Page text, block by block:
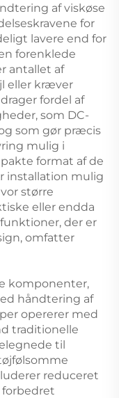
af viskøse
for
lavere end for
forenklede
antallet af
eller kræver
fordel af
som DC-
som gør præcis
mulig i
format af de
installation mulig
større
eller endda
der er
omfatter
komponenter,
håndtering af
opererer med
traditionelle
til
reduceret